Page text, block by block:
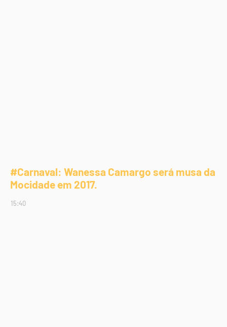
#Carnaval: Wanessa Camargo será musa da
Mocidade em 2017.
15:40